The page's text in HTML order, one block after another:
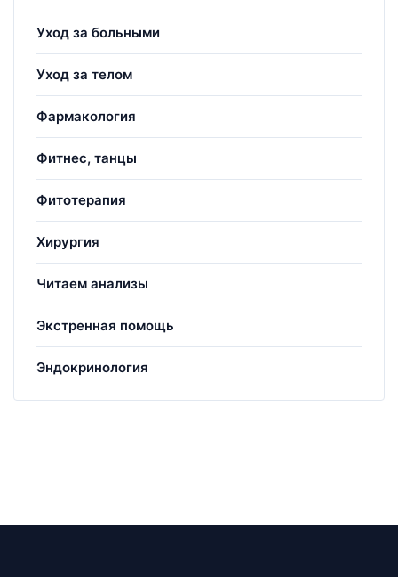
Уход за больными
Уход за телом
Фармакология
Фитнес, танцы
Фитотерапия
Хирургия
Читаем анализы
Экстренная помощь
Эндокринология